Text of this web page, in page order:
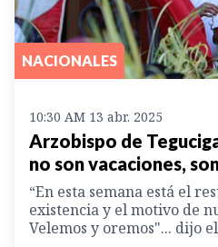
NACIONALES
10:30 AM 13 abr. 2025
Arzobispo de
no son vacaciones,
“En esta semana está el
existencia y el motivo de
Velemos y oremos"... dijo